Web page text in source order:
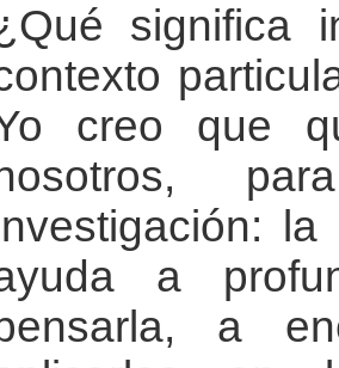
significa
creo que
a
a